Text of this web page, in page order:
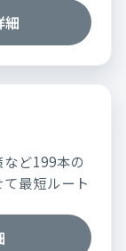
細
ど199本の
最短ルート